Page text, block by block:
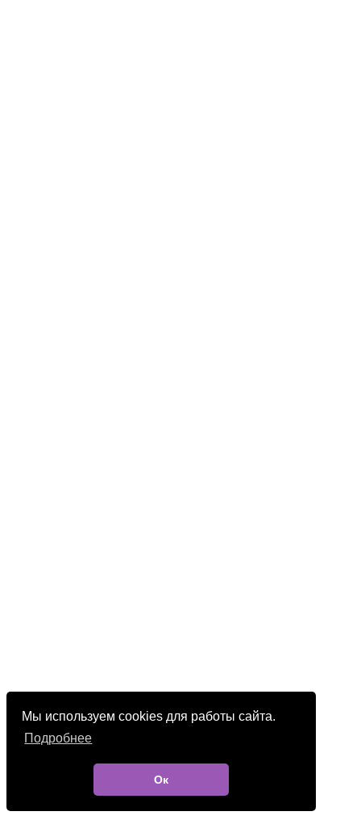
Мы используем cookies для работы сайта.
Подробнее
Ок